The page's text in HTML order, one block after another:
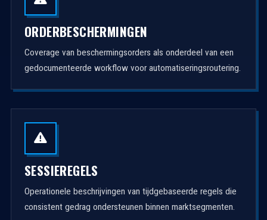
ORDERBESCHERMINGEN
Coverage van beschermingsorders als onderdeel van een
gedocumenteerde workflow voor automatiseringsroutering.
SESSIEREGELS
Operationele beschrijvingen van tijdgebaseerde regels die
consistent gedrag ondersteunen binnen marktsegmenten.